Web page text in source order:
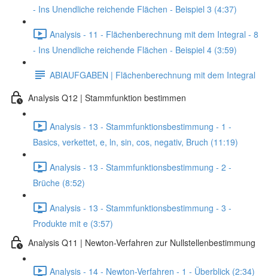
- Ins Unendliche reichende Flächen - Beispiel 3 (4:37)
Analysis - 11 - Flächenberechnung mit dem Integral - 8
- Ins Unendliche reichende Flächen - Beispiel 4 (3:59)
ABIAUFGABEN | Flächenberechnung mit dem Integral
Analysis Q12 | Stammfunktion bestimmen
Analysis - 13 - Stammfunktionsbestimmung - 1 -
Basics, verkettet, e, ln, sin, cos, negativ, Bruch (11:19)
Analysis - 13 - Stammfunktionsbestimmung - 2 -
Brüche (8:52)
Analysis - 13 - Stammfunktionsbestimmung - 3 -
Produkte mit e (3:57)
Analysis Q11 | Newton-Verfahren zur Nullstellenbestimmung
Analysis - 14 - Newton-Verfahren - 1 - Überblick (2:34)